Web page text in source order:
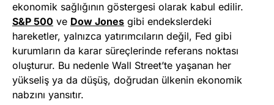
ekonomik sağlığının göstergesi olarak kabul edilir.
S&P 500 ve Dow Jones gibi endekslerdeki
hareketler, yalnızca yatırımcıların değil, Fed gibi
kurumların da karar süreçlerinde referans noktası
oluşturur. Bu nedenle Wall Street’te yaşanan her
yükseliş ya da düşüş, doğrudan ülkenin ekonomik
nabzını yansıtır.